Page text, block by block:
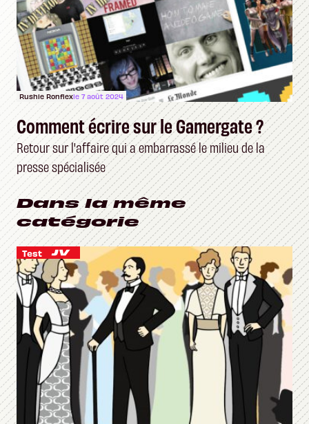
Rushie Ronflexle 7 août 2024
Comment écrire sur le Gamergate ?
Retour sur l'affaire qui a embarrassé le milieu de la
presse spécialisée
Dans la même
catégorie
Test